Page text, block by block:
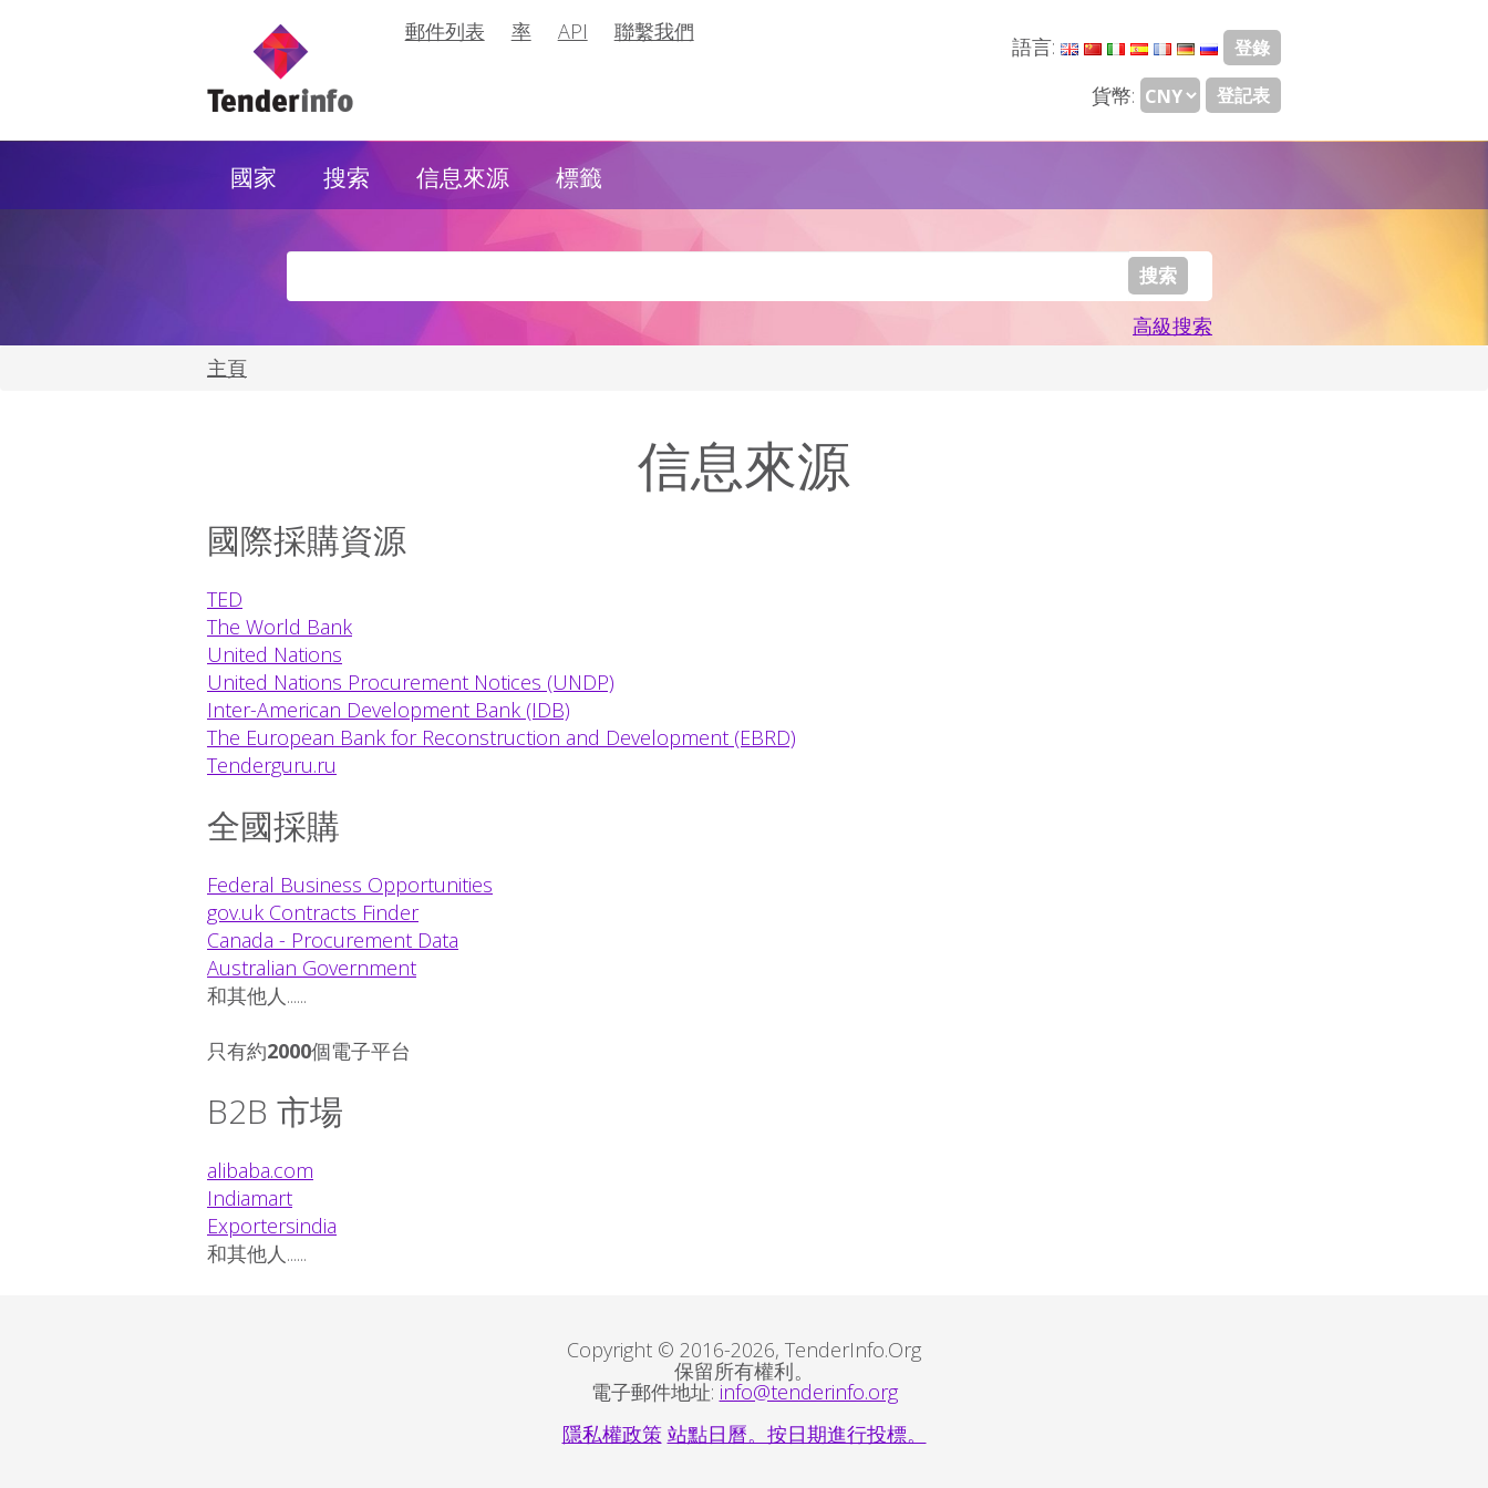
郵件列表 率 API 聯繫我們
語言: 登錄
貨幣: 登記表
國家 搜索 信息來源 標籤
高級搜索
主頁
信息來源
國際採購資源
TED
The World Bank
United Nations
United Nations Procurement Notices (UNDP)
Inter-American Development Bank (IDB)
The European Bank for Reconstruction and Development (EBRD)
Tenderguru.ru
全國採購
Federal Business Opportunities
gov.uk Contracts Finder
Canada - Procurement Data
Australian Government
和其他人......
只有約2000個電子平台
B2B 市場
alibaba.com
Indiamart
Exportersindia
和其他人......
Copyright © 2016-2026, TenderInfo.Org
保留所有權利。
電子郵件地址: info@tenderinfo.org
隱私權政策 站點日曆。按日期進行投標。